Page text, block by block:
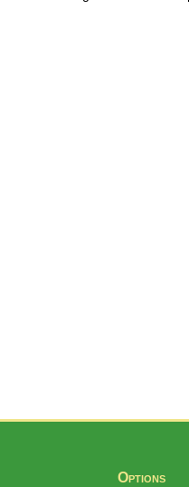
Options